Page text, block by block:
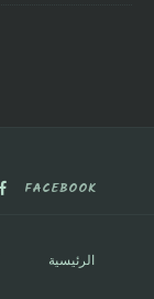
FACEBOOK
الرئيسية